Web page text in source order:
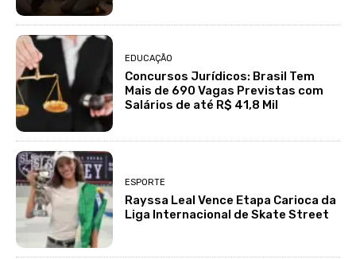
EDUCAÇÃO
Concursos Jurídicos: Brasil Tem
Mais de 690 Vagas Previstas com
Salários de até R$ 41,8 Mil
ESPORTE
Rayssa Leal Vence Etapa Carioca da
Liga Internacional de Skate Street